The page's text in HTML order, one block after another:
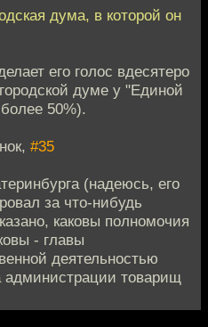
дума, в которой он
его голос вдесятеро
думе у "Единой
50%).
#35
(надеюсь, его
за что-нибудь
каковы полномочия
- главы
деятельностью
администрации товарищ